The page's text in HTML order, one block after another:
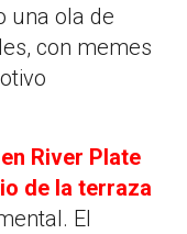
una ola de
con memes
River Plate
de la terraza
El